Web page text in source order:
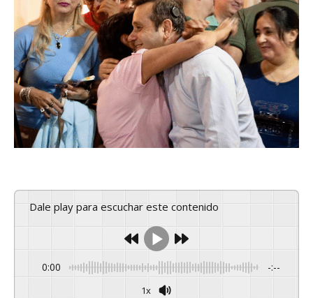
Dale play para escuchar este contenido
0:00 -:--
1x